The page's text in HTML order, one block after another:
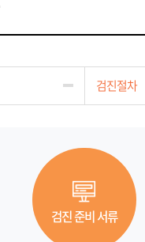
검진절차
검진 준비 서류